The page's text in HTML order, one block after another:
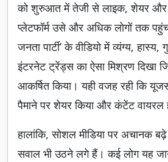
को शुरुआत में तेजी से लाइक, शेयर और
प्लेटफॉर्म उसे और अधिक लोगों तक
जनता पार्टी’ के वीडियो में व्यंग्य,
इंटरनेट ट्रेंड्स का ऐसा मिश्रण दिखा
आकर्षित किया। यही वजह रही कि
पैमाने पर शेयर किया और कंटेंट वायरल
हालांकि, सोशल मीडिया पर अचानक
सवाल भी उठने लगे हैं। कई लोग यह